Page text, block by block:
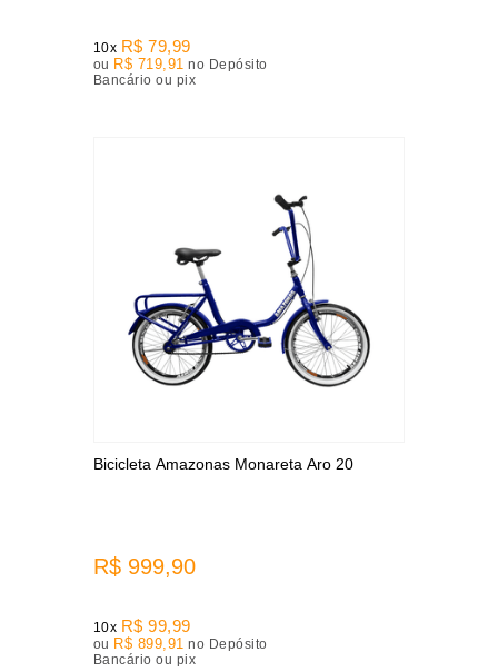
10x R$ 79,99
ou R$ 719,91 no Depósito
Bancário ou pix
Bicicleta Amazonas Monareta Aro 20
R$ 999,90
10x R$ 99,99
ou R$ 899,91 no Depósito
Bancário ou pix